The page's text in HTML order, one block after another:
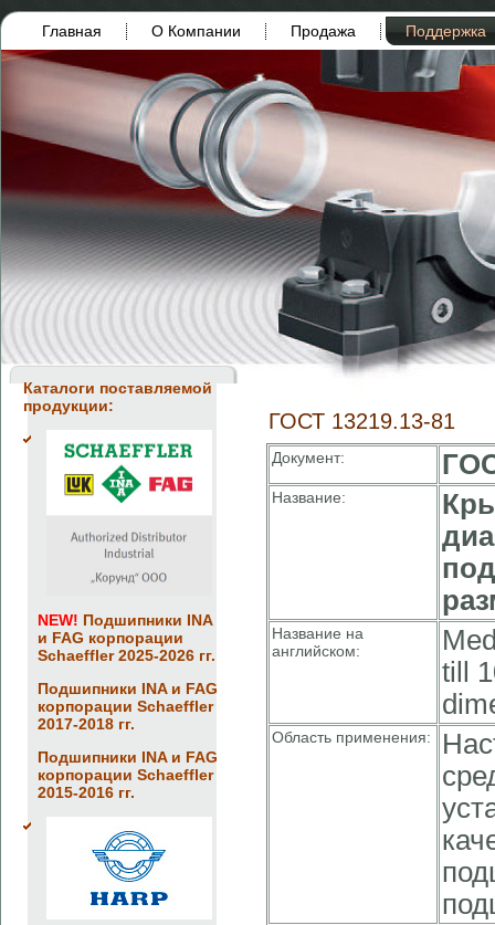
Главная О Компании Продажа Поддержка
Каталоги поставляемой
продукции:
NEW! Подшипники INA
и FAG корпорации
Schaeffler 2025-2026 гг.
Подшипники INA и FAG
корпорации Schaeffler
2017-2018 гг.
Подшипники INA и FAG
корпорации Schaeffler
2015-2016 гг.
ГОСТ 13219.13-81
Документ:
Название:
Название на
английском:
till
Область применения: